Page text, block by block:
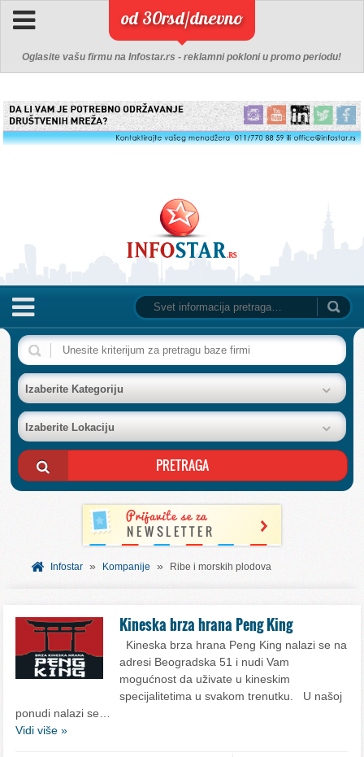
od 30rsd/dnevno
Oglasite vašu firmu na Infostar.rs - reklamni pokloni u promo periodu!
NASLOVNA
BAZA FIRMI
POSLOVNI OGLASI
AKCIJE I KATALOZI
BESPLATNI VAUČERI
SVET INFORMACIJA
Izaberite Kategoriju
Izaberite Lokaciju
Infostar » Kompanije » Ribe i morskih plodova
Kineska brza hrana Peng King
Kineska brza hrana Peng King nalazi se na
adresi Beogradska 51 i nudi Vam
mogućnost da uživate u kineskim
specijalitetima u svakom trenutku. U našoj
ponudi nalazi se…
Vidi više »